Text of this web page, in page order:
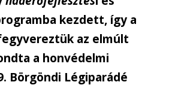
kezdett, így a
az elmúlt
a honvédelmi
Börgöndi Légiparádé